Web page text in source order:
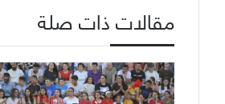
مقالات ذات صلة